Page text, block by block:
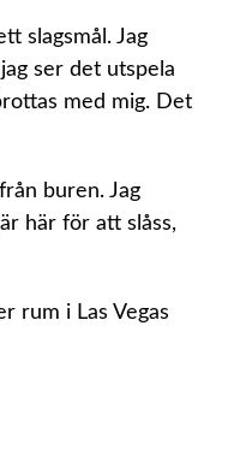
slagsmål. Jag
ser det utspela
med mig. Det
buren. Jag
här för att slåss,
rum i Las Vegas